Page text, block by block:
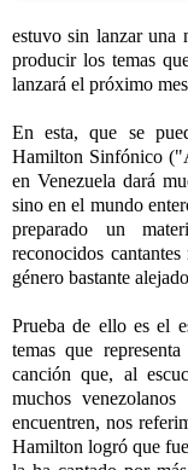
estuvo sin lanzar una
producir los temas
lanzará el próximo
En esta, que se
Hamilton Sinfónico
en Venezuela dará
sino en el mundo
preparado un
reconocidos
género bastante
Prueba de ello es el
temas que
canción que, al
muchos
encuentren, nos
Hamilton logró que